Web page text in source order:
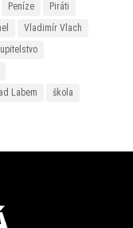
Peníze
Piráti
Vladimír Vlach
Labem škola